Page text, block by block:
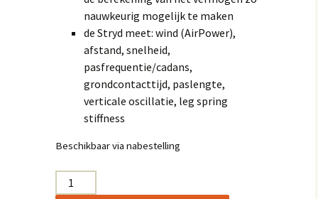
Maud van Dongen –
Beter in Bewegen
Promove Rugzorg
De Gangmakerij
SMC Sport Medisch
Centrum
nauwkeurig mogelijk te maken
de Stryd meet: wind (AirPower),
afstand, snelheid,
pasfrequentie/cadans,
grondcontacttijd, paslengte,
verticale oscillatie, leg spring
stiffness
Beschikbaar via nabestelling
Stryd
|